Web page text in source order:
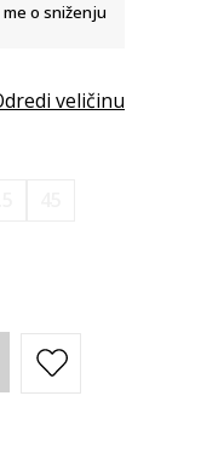
o sniženju
veličinu